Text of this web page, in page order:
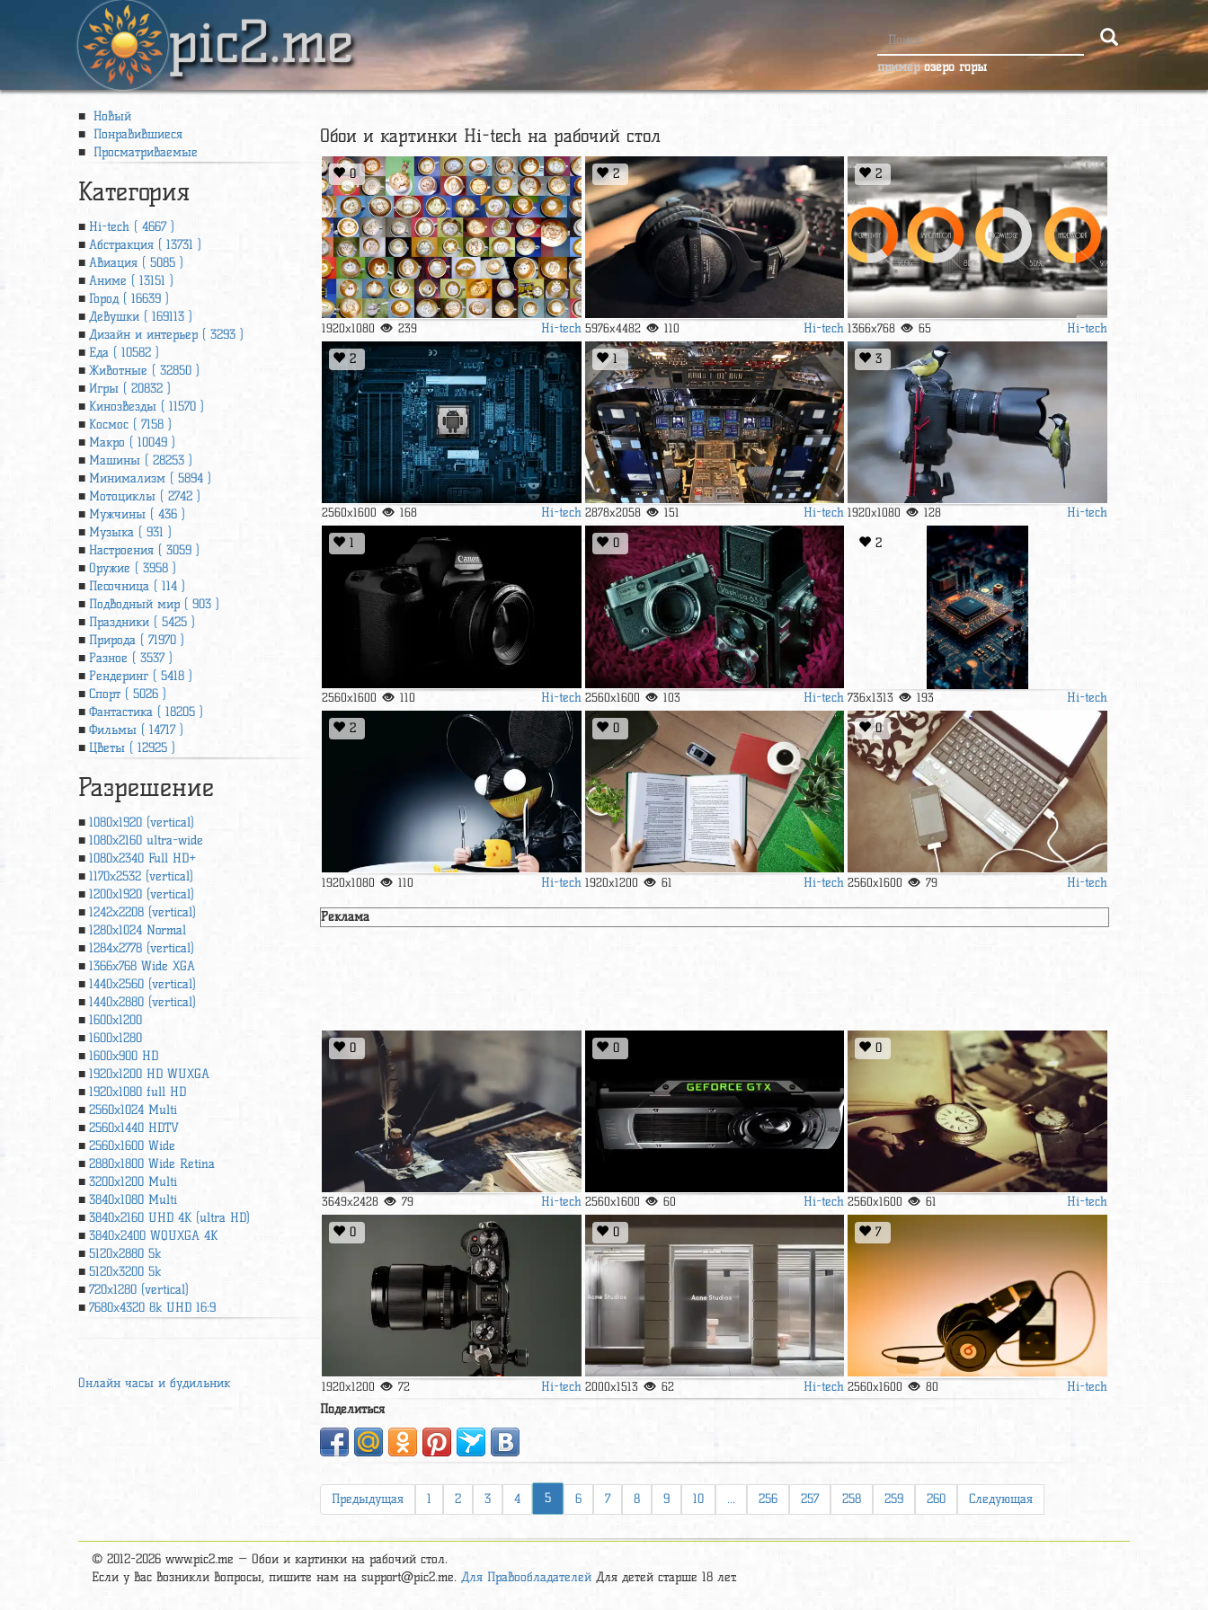
pic2.me примерозеро горы
Новый
Понравившиеся
Просматриваемые
Категория
Hi-tech ( 4667 )
Абстракция ( 13731 )
Авиация ( 5085 )
Аниме ( 13151 )
Город ( 16639 )
Девушки ( 169113 )
Дизайн и интерьер ( 3293 )
Еда ( 10582 )
Животные ( 32850 )
Игры ( 20832 )
Кинозвезды ( 11570 )
Космос ( 7158 )
Макро ( 10049 )
Машины ( 28253 )
Минимализм ( 5894 )
Мотоциклы ( 2742 )
Мужчины ( 436 )
Музыка ( 931 )
Настроения ( 3059 )
Оружие ( 3958 )
Песочница ( 114 )
Подводный мир ( 903 )
Праздники ( 5425 )
Природа ( 71970 )
Разное ( 3537 )
Рендеринг ( 5418 )
Спорт ( 5026 )
Фантастика ( 18205 )
Фильмы ( 14717 )
Цветы ( 12925 )
Разрешение
1080x1920 (vertical)
1080x2160 ultra-wide
1080x2340 Full HD+
1170x2532 (vertical)
1200x1920 (vertical)
1242x2208 (vertical)
1280x1024 Normal
1284x2778 (vertical)
1366х768 Wide XGA
1440x2560 (vertical)
1440x2880 (vertical)
1600x1200
1600x1280
1600x900 HD
1920x1200 HD WUXGA
1920х1080 full HD
2560x1024 Multi
2560x1440 HDTV
2560x1600 Wide
2880x1800 Wide Retina
3200x1200 Multi
3840x1080 Multi
3840x2160 UHD 4К (ultra HD)
3840x2400 WQUXGA 4K
5120x2880 5k
5120x3200 5k
720x1280 (vertical)
7680x4320 8k UHD 16:9
Онлайн часы и будильник
Обои и картинки Hi-tech на рабочий стол
0
1920x1080 239 Hi-tech
2
5976x4482 110 Hi-tech
2
1366x768 65
Hi-tech
2
2560x1600 168 Hi-tech
1
2878x2058 151 Hi-tech
3
1920x1080 128
Hi-tech
1
2560x1600 110 Hi-tech
0
2560x1600 103 Hi-tech
2
736x1313 193
Hi-tech
2
1920x1080 110 Hi-tech
0
1920x1200 61 Hi-tech
0
2560x1600 79 Hi-tech
Реклама
0
3649x2428 79 Hi-tech
0
2560x1600 60 Hi-tech
0
2560x1600 61
Hi-tech
0
1920x1200 72 Hi-tech
0
2000x1513 62 Hi-tech
7
2560x1600 80
Hi-tech
Поделиться
Предыдущая 1 2 3 4 5 6 7 8 9 10 ... 256 257 258 259 260 Следующая
© 2012-2026 www.pic2.me — Обои и картинки на рабочий стол.
Если у вас возникли вопросы, пишите нам на support@pic2.me. Для Правообладателей Для детей старше 18 лет.